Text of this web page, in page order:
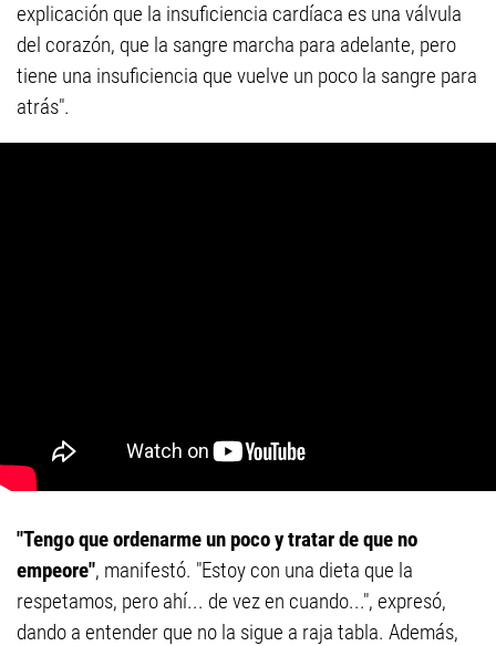
explicación que la insuficiencia cardíaca es una válvula
del corazón, que la sangre marcha para adelante, pero
tiene una insuficiencia que vuelve un poco la sangre para
atrás".
"Tengo que ordenarme un poco y tratar de que no
empeore", manifestó. "Estoy con una dieta que la
respetamos, pero ahí... de vez en cuando...", expresó,
dando a entender que no la sigue a raja tabla. Además,